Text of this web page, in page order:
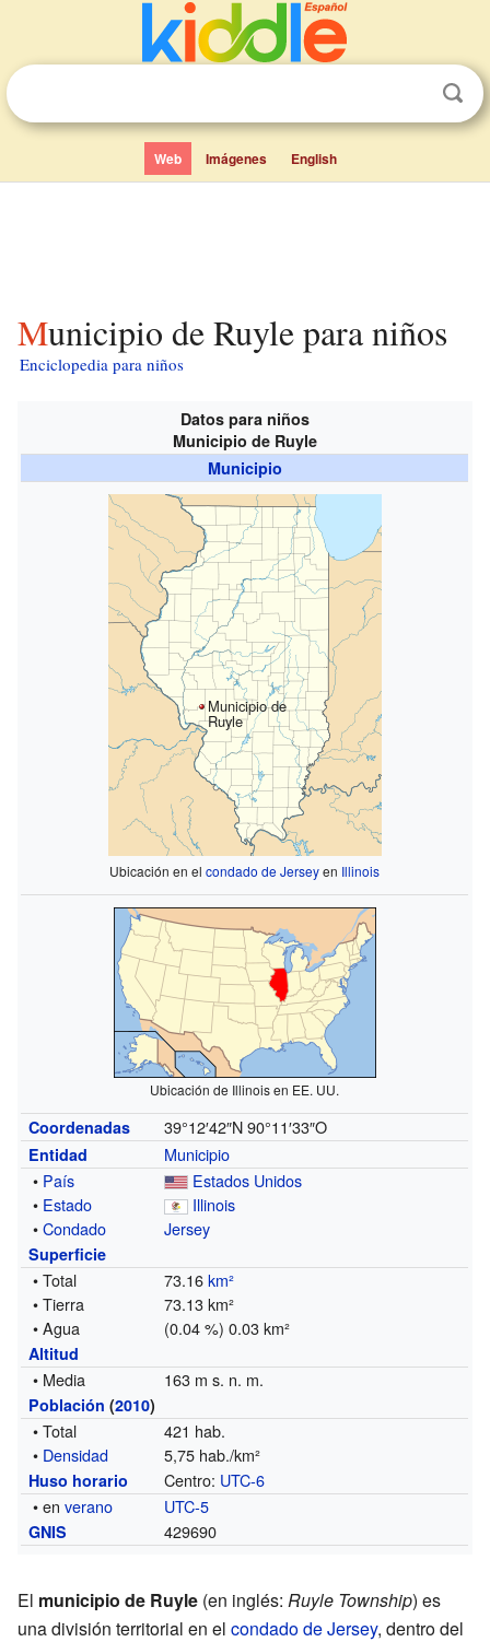
Web Imágenes English
Municipio de Ruyle para niños
Enciclopedia para niños
Datos para niños
Municipio de Ruyle
Municipio
Municipio de
Ruyle
Ubicación en elcondado de Jerseyen Illinois
Ubicación de Illinois en EE. UU.
Coordenadas 39°12′42″N 90°11′33″O
Entidad
Municipio
• País
Estados Unidos
• Estado
Illinois
•Condado Jersey
Superficie
• Total 73.16km²
• Tierra
73.13 km²
• Agua
(0.04 %) 0.03 km²
Altitud
• Media 163 m s. n. m.
Población (2010)
• Total
421 hab.
• Densidad 5,75 hab./km²
Huso horario Centro: UTC-6
• enverano UTC-5
GNIS 429690
El municipio de Ruyle (en inglés: Ruyle Township) es
una división territorial en el condado de Jersey, dentro del